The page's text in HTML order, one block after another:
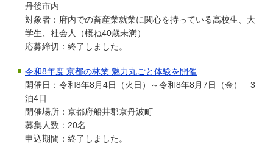
丹後市内
対象者：府内での畜産業就業に関心を持っている高校生、大
学生、社会人（概ね40歳未満）
応募締切：終了しました。
令和8年度 京都の林業 魅力丸ごと体験を開催
開催日：令和8年8月4日（火日）～令和8年8月7日（金） 3
泊4日
開催場所：京都府船井郡京丹波町
募集人数：20名
申込期間：終了しました。